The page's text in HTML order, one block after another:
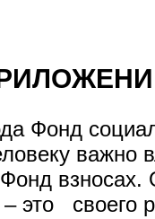
Фонд
важно
это своего